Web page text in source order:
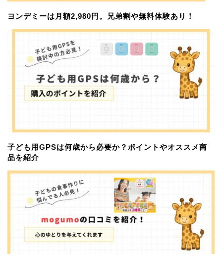
ヨンデミーは月額2,980円。兄弟割や無料体験あり！
子ども用GPSは何歳から必要か？ポイントやオススメ商
品を紹介
習い事
サブスクサービス
おすすめアイテム